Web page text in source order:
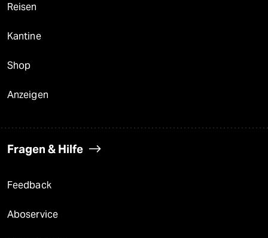
Reisen
Kantine
Shop
Anzeigen
Fragen & Hilfe
Feedback
Aboservice